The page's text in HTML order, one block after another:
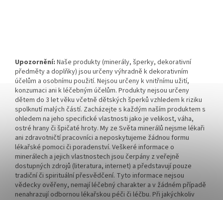
Upozornění: Naše produkty (minerály, šperky, dekorativní
předměty a doplňky) jsou určeny výhradně k dekorativním
účelům a osobnímu použití. Nejsou určeny k vnitřnímu užití,
konzumaci ani k léčebným účelům. Produkty nejsou určeny
dětem do 3 let věku včetně dětských šperků vzhledem k riziku
spolknutí malých částí. Zacházejte s každým naším produktem s
ohledem na jeho specifické vlastnosti jako je velikost, váha,
ostré hrany či špičaté hroty. My ze Světa minerálů nejsme lékaři
ani zdravotničtí pracovníci a neposkytujeme žádnou formu
lékařské pomoci či poradenství. Veškeré informace o
minerálech a jejich vlastnostech jsou čerpány z veřejně
dostupných zdrojů (literatura, internet) a představují pouze
tradiční či spirituální přesvědčení. Tyto informace nejsou
vědecky ověřeny, nemají léčebný charakter a v žádném případě
nenahrazují odbornou lékařskou péči či léčbu. Při jakýchkoliv